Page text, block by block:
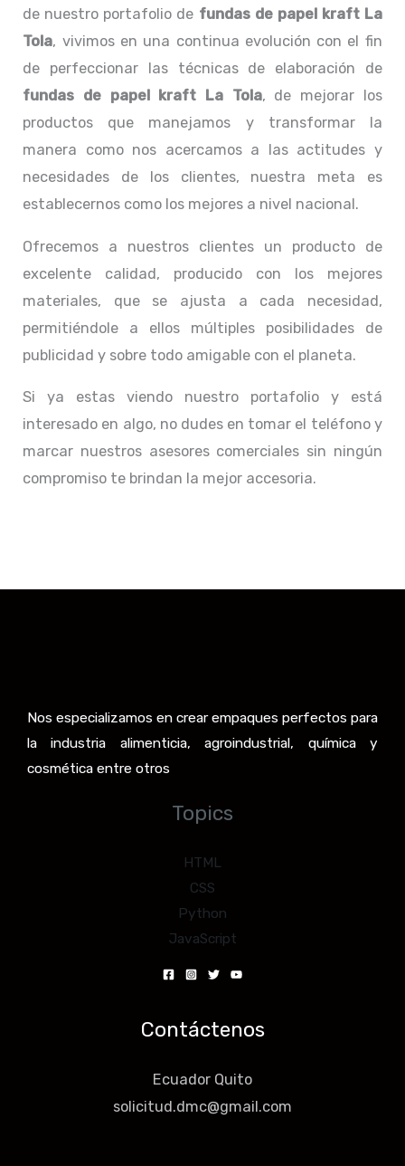
de nuestro portafolio de fundas de papel kraft La
Tola, vivimos en una continua evolución con el fin
de perfeccionar las técnicas de elaboración de
fundas de papel kraft La Tola, de mejorar los
productos que manejamos y transformar la
manera como nos acercamos a las actitudes y
necesidades de los clientes, nuestra meta es
establecernos como los mejores a nivel nacional.
Ofrecemos a nuestros clientes un producto de
excelente calidad, producido con los mejores
materiales, que se ajusta a cada necesidad,
permitiéndole a ellos múltiples posibilidades de
publicidad y sobre todo amigable con el planeta.
Si ya estas viendo nuestro portafolio y está
interesado en algo, no dudes en tomar el teléfono y
marcar nuestros asesores comerciales sin ningún
compromiso te brindan la mejor accesoria.
Nos especializamos en crear empaques perfectos para
la industria alimenticia, agroindustrial, química y
cosmética entre otros
Topics
HTML
CSS
Python
JavaScript
Contáctenos
Ecuador Quito
solicitud.dmc@gmail.com